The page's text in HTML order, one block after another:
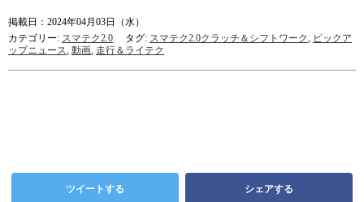
掲載日：2024年04月03日（水）
カテゴリー: スマテク2.0 タグ: スマテク2.0クラッチ＆シフトワーク, ピックア
ップニュース, 動画, 走行＆ライテク
ツイートする シェアする